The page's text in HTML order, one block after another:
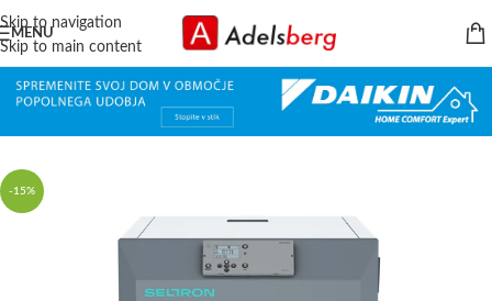
Skip to navigation
Skip to main content
MENU
-15%